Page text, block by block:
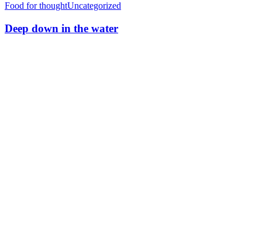
Food for thoughtUncategorized
Deep down in the water